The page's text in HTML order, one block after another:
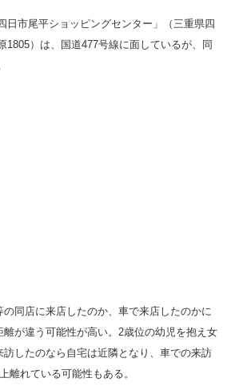
日市尾平ショッピングセンター」（三重県四
1805）は、国道477号線に面しているが、同
同店に来店したのか、車で来店したのかに
離が違う可能性が高い。2歳位の幼児を抱え女
したのなら自宅は近隣となり、車での来訪
離れている可能性もある。